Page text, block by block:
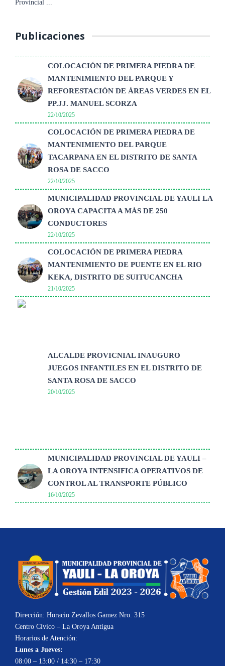
dio inicio a ...
Provincial ...
Publicaciones
COLOCACIÓN DE PRIMERA PIEDRA DE
MANTENIMIENTO DEL PARQUE Y
REFORESTACIÓN DE ÁREAS VERDES EN EL
PP.JJ. MANUEL SCORZA
22/10/2025
COLOCACIÓN DE PRIMERA PIEDRA DE
MANTENIMIENTO DEL PARQUE
TACARPANA EN EL DISTRITO DE SANTA
ROSA DE SACCO
22/10/2025
MUNICIPALIDAD PROVINCIAL DE YAULI LA
OROYA CAPACITA A MÁS DE 250
CONDUCTORES
22/10/2025
COLOCACIÓN DE PRIMERA PIEDRA
MANTENIMIENTO DE PUENTE EN EL RIO
KEKA, DISTRITO DE SUITUCANCHA
21/10/2025
ALCALDE PROVICNIAL INAUGURO
JUEGOS INFANTILES EN EL DISTRITO DE
SANTA ROSA DE SACCO
20/10/2025
MUNICIPALIDAD PROVINCIAL DE YAULI –
LA OROYA INTENSIFICA OPERATIVOS DE
CONTROL AL TRANSPORTE PÚBLICO
16/10/2025
Dirección: Horacio Zevallos Gamez Nro. 315
Centro Cívico – La Oroya Antigua
Horarios de Atención:
Lunes a Jueves:
08:00 – 13:00 / 14:30 – 17:30